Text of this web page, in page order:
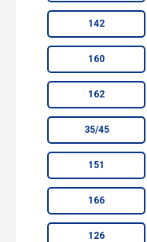
142
160
162
35/45
151
166
126